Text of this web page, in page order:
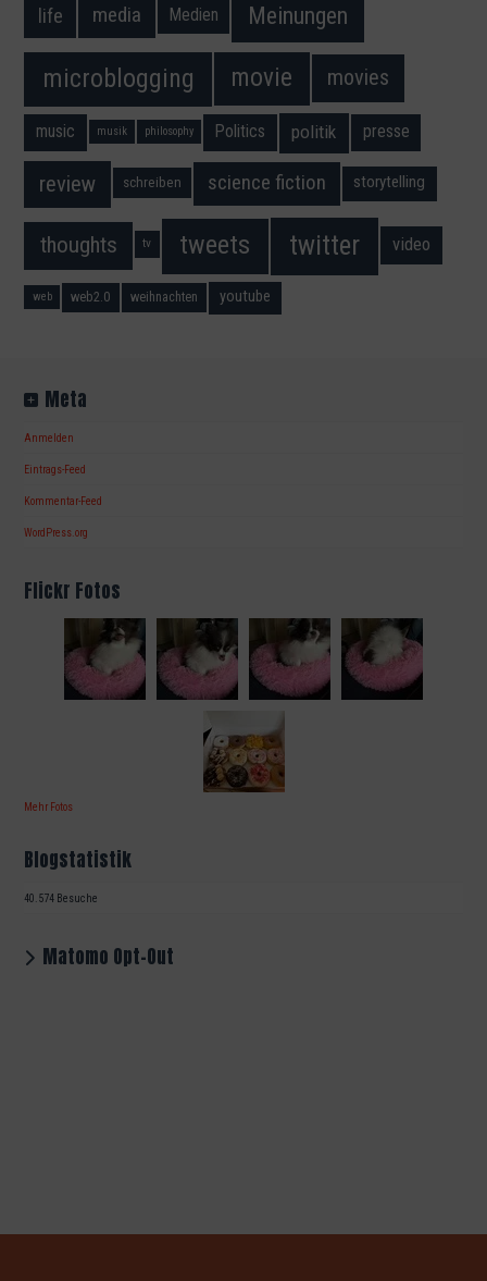
life media Medien Meinungen
microblogging movie movies
music musik philosophy Politics politik presse
review schreiben science fiction storytelling
thoughts tv tweets twitter video
web web2.0 weihnachten youtube
Meta
Anmelden
Eintrags-Feed
Kommentar-Feed
WordPress.org
Flickr Fotos
Mehr Fotos
Blogstatistik
40.574 Besuche
Matomo Opt-Out